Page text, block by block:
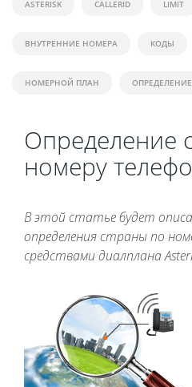
ASTERISK CALLERID LIMIT
ВНУТРЕННИЕ НОМЕРА КОДЫ
НОМЕРНОЙ ПЛАН
Определение
номеру
В этой статье будет
определения страны по
средствами диалплана